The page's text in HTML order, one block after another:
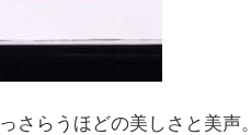
さらうほどの美しさと美声。